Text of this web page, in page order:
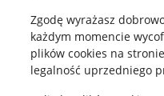
Zgodę wyrażasz
każdym momencie
plików cookies na
legalność uprzedniego
o Usługach Cyfrowych